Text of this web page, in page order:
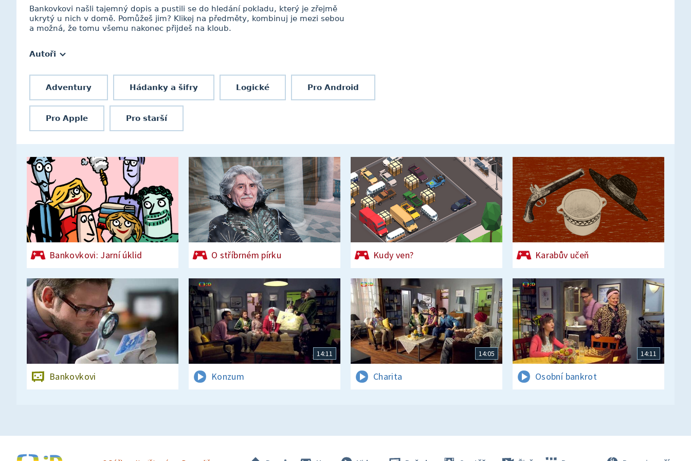
Bankovkovi našli tajemný dopis a pustili se do hledání pokladu, který je zřejmě
ukrytý u nich v domě. Pomůžeš jim? Klikej na předměty, kombinuj je mezi sebou
a možná, že tomu všemu nakonec přijdeš na kloub.
Autoři
Adventury Hádanky a šifry Logické Pro Android
Pro Apple Pro starší
Bankovkovi: Jarní úklid O stříbrném pírku Kudy ven? Karabův učeň
Bankovkovi
14:11
Konzum
14:05
Charita
14:11
Osobní bankrot